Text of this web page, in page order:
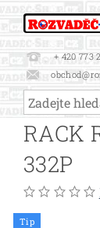
+ 420 773
RACK
332P
Tip